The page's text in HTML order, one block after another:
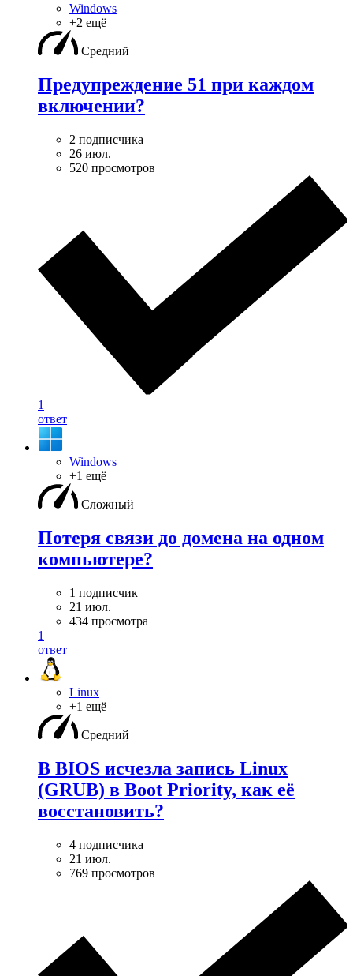
Windows
+2 ещё
Средний
Предупреждение 51 при каждом
включении?
2 подписчика
26 июл.
520 просмотров
1
ответ
Windows
+1 ещё
Сложный
Потеря связи до домена на одном
компьютере?
1 подписчик
21 июл.
434 просмотра
1
ответ
Linux
+1 ещё
Средний
В BIOS исчезла запись Linux
(GRUB) в Boot Priority, как её
восстановить?
4 подписчика
21 июл.
769 просмотров